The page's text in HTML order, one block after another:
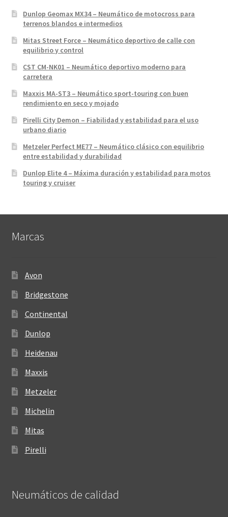
Dunlop Geomax MX34 – Neumático de motocross para
terrenos blandos e intermedios
Mitas Street Force – Neumático deportivo de calle con
equilibrio y control
CST CM-NK01 – Neumático deportivo moderno para
carretera
Maxxis MA-ST3 – Neumático sport-touring con buen
rendimiento en seco y mojado
Pirelli City Demon – Fiabilidad y estabilidad para el uso
urbano diario
Metzeler Perfect ME77 – Neumático clásico con equilibrio
entre estabilidad y durabilidad
Dunlop Elite 4 – Máxima duración y estabilidad para motos
touring y cruiser
Marcas
Avon
Bridgestone
Continental
Dunlop
Heidenau
Maxxis
Metzeler
Michelin
Mitas
Pirelli
Neumáticos de calidad‎